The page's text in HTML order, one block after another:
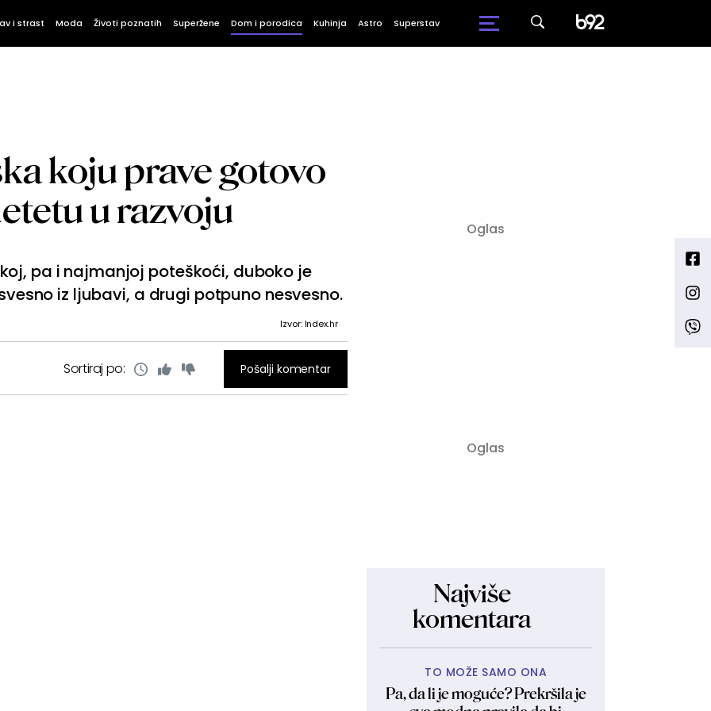
i strast Moda Životi poznatih Superžene Dom i porodica Kuhinja Astro Superstav
koju prave gotovo
u razvoju
pa i najmanjoj poteškoći, duboko je
iz ljubavi, a drugi potpuno nesvesno.
Izvor: Index.hr
Sortiraj po: Pošalji komentar
Najviše
komentara
TO MOŽE SAMO ONA
Pa, da li je moguće? Prekršila je